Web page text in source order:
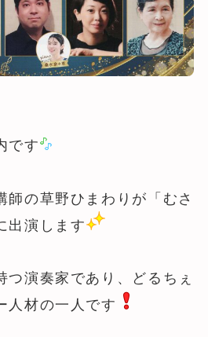
です
師の草野ひまわりが「むさ
出演します
つ演奏家であり、どるちぇ
人材の一人です